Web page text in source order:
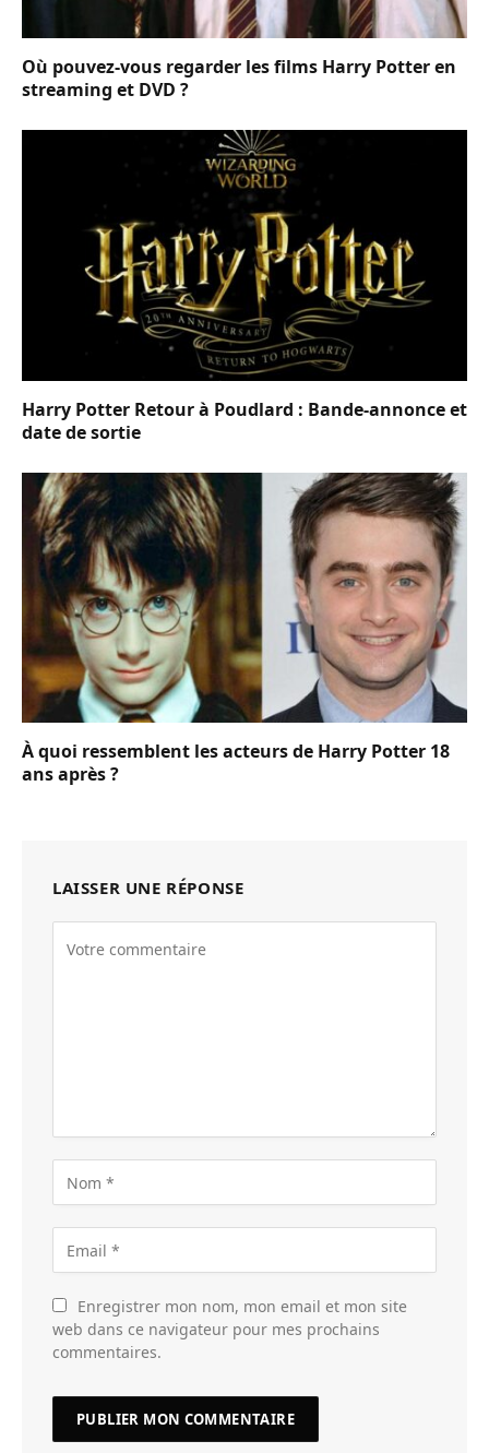
Où pouvez-vous regarder les films Harry Potter en
streaming et DVD ?
Harry Potter Retour à Poudlard : Bande-annonce et
date de sortie
À quoi ressemblent les acteurs de Harry Potter 18
ans après ?
LAISSER UNE RÉPONSE
Enregistrer mon nom, mon email et mon site
web dans ce navigateur pour mes prochains
commentaires.